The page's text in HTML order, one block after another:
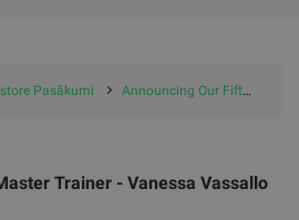
Pasākumi Announcing Our Fifth Master Trainer - Vanessa Vassallo (France)
Trainer - Vanessa Vassallo